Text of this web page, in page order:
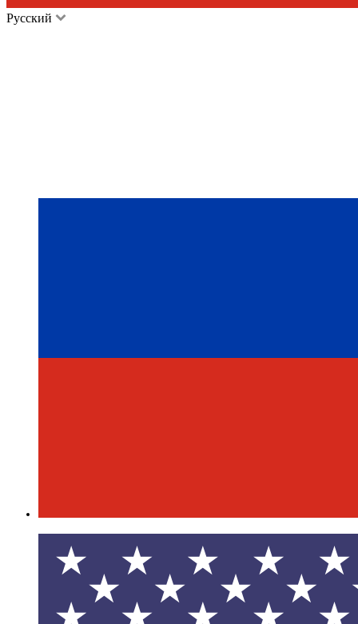
Русский